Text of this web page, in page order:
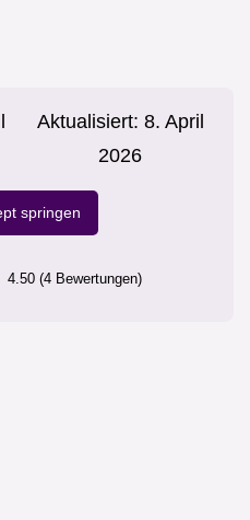
Aktualisiert: 8. April
2026
springen
4.50 (4 Bewertungen)